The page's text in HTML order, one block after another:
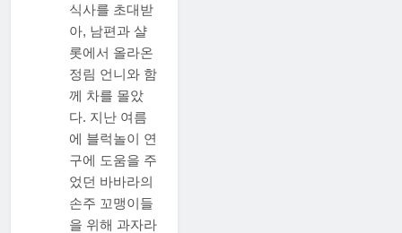
식사를 초대받
아, 남편과 샬
롯에서 올라온
정림 언니와 함
께 차를 몰았
다. 지난 여름
에 블럭놀이 연
구에 도움을 주
었던 바바라의
손주 꼬맹이들
을 위해 과자라